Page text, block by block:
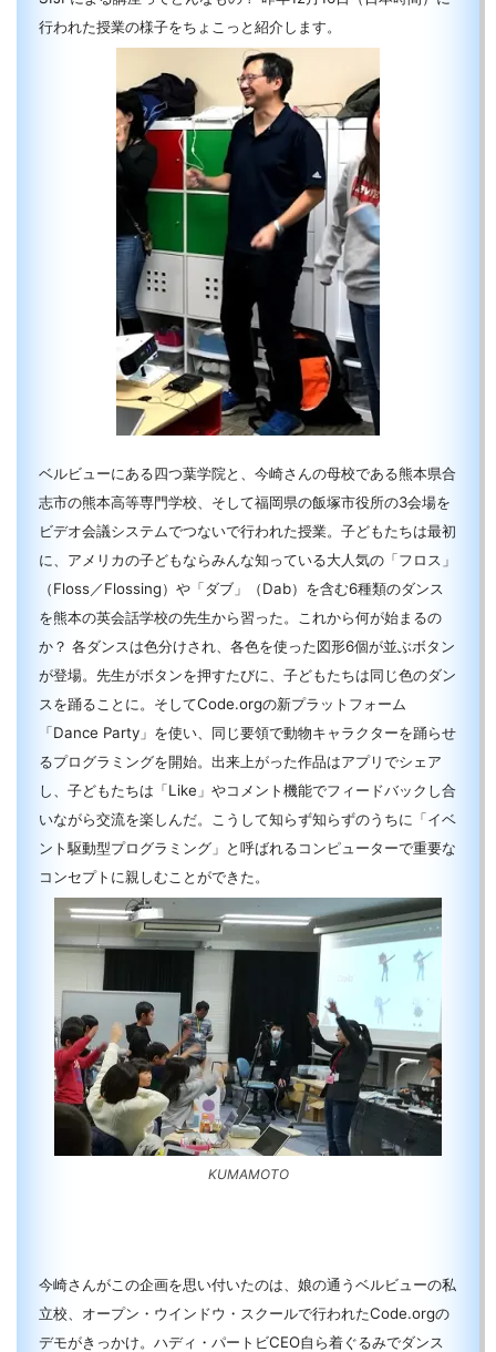
行われた授業の様子をちょこっと紹介します。
ベルビューにある四つ葉学院と、今崎さんの母校である熊本県合
志市の熊本高等専門学校、そして福岡県の飯塚市役所の3会場を
ビデオ会議システムでつないで行われた授業。子どもたちは最初
に、アメリカの子どもならみんな知っている大人気の「フロス」
（Floss／Flossing）や「ダブ」（Dab）を含む6種類のダンス
を熊本の英会話学校の先生から習った。これから何が始まるの
か？ 各ダンスは色分けされ、各色を使った図形6個が並ぶボタン
が登場。先生がボタンを押すたびに、子どもたちは同じ色のダン
スを踊ることに。そしてCode.orgの新プラットフォーム
「Dance Party」を使い、同じ要領で動物キャラクターを踊らせ
るプログラミングを開始。出来上がった作品はアプリでシェア
し、子どもたちは「Like」やコメント機能でフィードバックし合
いながら交流を楽しんだ。こうして知らず知らずのうちに「イベ
ント駆動型プログラミング」と呼ばれるコンピューターで重要な
コンセプトに親しむことができた。
KUMAMOTO
今崎さんがこの企画を思い付いたのは、娘の通うベルビューの私
立校、オープン・ウインドウ・スクールで行われたCode.orgの
デモがきっかけ。ハディ・パートビCEO自ら着ぐるみでダンス